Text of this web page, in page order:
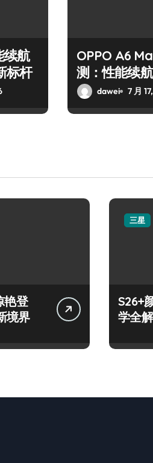
续航
标杆
OPPO A6
测：性能续
析
dawei 7 月
艳登
境界
三星
S26+
学全